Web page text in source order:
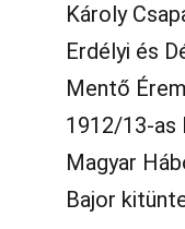
Károly
Erdélyi és
Mentő
1912/13-as
Magyar
Bajor